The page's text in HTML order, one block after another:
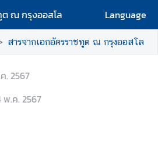
ต ณ กรุงออสโล
Language
สารจากเอกอัครราชทูต ณ กรุงออสโล
. 2567
พ.ค. 2567